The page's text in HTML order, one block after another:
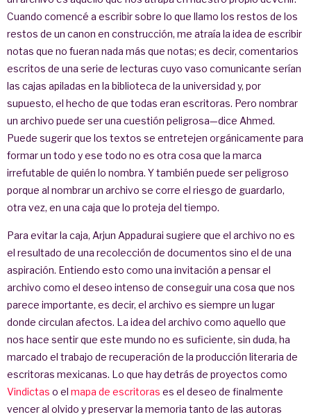
Cuando comencé a escribir sobre lo que llamo los restos de los
restos de un canon en construcción, me atraía la idea de escribir
notas que no fueran nada más que notas; es decir, comentarios
escritos de una serie de lecturas cuyo vaso comunicante serían
las cajas apiladas en la biblioteca de la universidad y, por
supuesto, el hecho de que todas eran escritoras. Pero nombrar
un archivo puede ser una cuestión peligrosa—dice Ahmed.
Puede sugerir que los textos se entretejen orgánicamente para
formar un todo y ese todo no es otra cosa que la marca
irrefutable de quién lo nombra. Y también puede ser peligroso
porque al nombrar un archivo se corre el riesgo de guardarlo,
otra vez, en una caja que lo proteja del tiempo.
Para evitar la caja, Arjun Appadurai sugiere que el archivo no es
el resultado de una recolección de documentos sino el de una
aspiración. Entiendo esto como una invitación a pensar el
archivo como el deseo intenso de conseguir una cosa que nos
parece importante, es decir, el archivo es siempre un lugar
donde circulan afectos. La idea del archivo como aquello que
nos hace sentir que este mundo no es suficiente, sin duda, ha
marcado el trabajo de recuperación de la producción literaria de
escritoras mexicanas. Lo que hay detrás de proyectos como
Vindictas o el mapa de escritoras es el deseo de finalmente
vencer al olvido y preservar la memoria tanto de las autoras